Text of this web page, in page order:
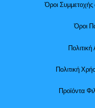
Όροι Συμμετοχής
Όροι
Πολιτική
Προϊόντα